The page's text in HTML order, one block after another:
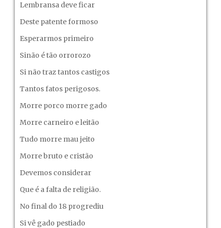
Lembransa deve ficar
Deste patente formoso
Esperarmos primeiro
Sinão é tão orrorozo
Si não traz tantos castigos
Tantos fatos perigosos.
Morre porco morre gado
Morre carneiro e leitão
Tudo morre mau jeito
Morre bruto e cristão
Devemos considerar
Que é a falta de religião.
No final do 18 progrediu
Si vê gado pestiado